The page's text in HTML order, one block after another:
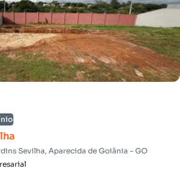
Sevilha, Aparecida de Goiânia - GO